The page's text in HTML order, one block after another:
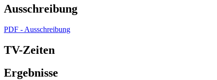
Ausschreibung
PDF - Ausschreibung
TV-Zeiten
Ergebnisse